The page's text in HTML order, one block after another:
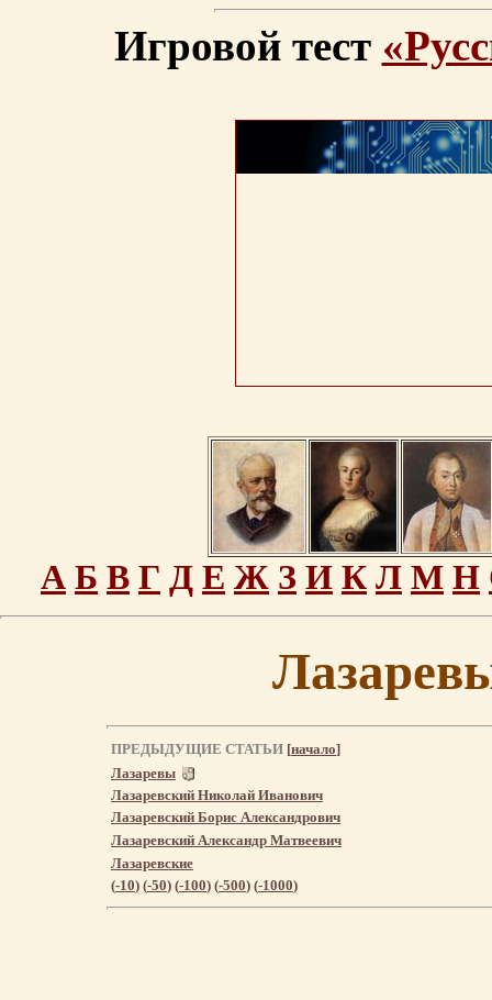
Игровой тест
А Б В Г Д Е Ж З И К Л М Н
ПРЕДЫДУЩИЕ СТАТЬИ [начало]
Лазаревы
Лазаревский Николай Иванович
Лазаревский Борис Александрович
Лазаревский Александр Матвеевич
Лазаревские
(-10) (-50) (-100) (-500) (-1000)